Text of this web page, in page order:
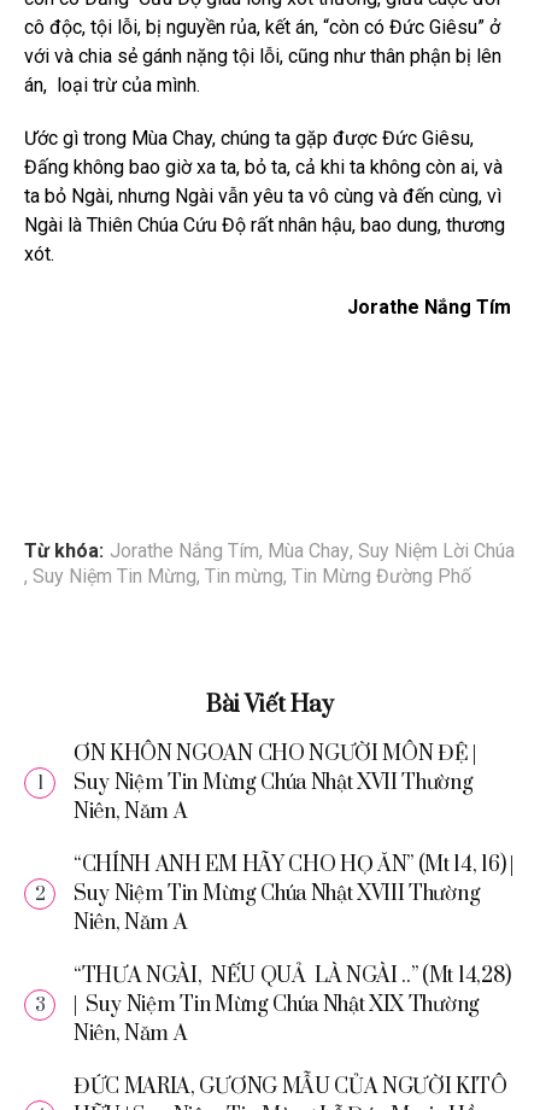
cô độc, tội lỗi, bị nguyền rủa, kết án, “còn có Đức Giêsu” ở
với và chia sẻ gánh nặng tội lỗi, cũng như thân phận bị lên
án, loại trừ của mình.
Ước gì trong Mùa Chay, chúng ta gặp được Đức Giêsu,
Đấng không bao giờ xa ta, bỏ ta, cả khi ta không còn ai, và
ta bỏ Ngài, nhưng Ngài vẫn yêu ta vô cùng và đến cùng, vì
Ngài là Thiên Chúa Cứu Độ rất nhân hậu, bao dung, thương
xót.
Jorathe Nắng Tím
Từ khóa: Jorathe Nắng Tím, Mùa Chay, Suy Niệm Lời Chúa
, Suy Niệm Tin Mừng, Tin mừng, Tin Mừng Đường Phố
Bài Viết Hay
ƠN KHÔN NGOAN CHO NGƯỜI MÔN ĐỆ |
Suy Niệm Tin Mừng Chúa Nhật XVII Thường
Niên, Năm A
“CHÍNH ANH EM HÃY CHO HỌ ĂN” (Mt 14, 16) |
Suy Niệm Tin Mừng Chúa Nhật XVIII Thường
Niên, Năm A
“THƯA NGÀI, NẾU QUẢ LÀ NGÀI ..” (Mt 14,28)
| Suy Niệm Tin Mừng Chúa Nhật XIX Thường
Niên, Năm A
ĐỨC MARIA, GƯƠNG MẪU CỦA NGƯỜI KITÔ